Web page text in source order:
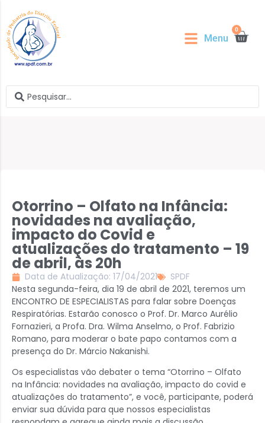
0
Menu
Otorrino – Olfato na Infância:
novidades na avaliação,
impacto do Covid e
atualizações do tratamento – 19
de abril, às 20h
Data de Atualização: 17/04/2021
SPDF
Nesta segunda-feira, dia 19 de abril de 2021, teremos um
ENCONTRO DE ESPECIALISTAS para falar sobre Doenças
Respiratórias. Estarão conosco o Prof. Dr. Marco Aurélio
Fornazieri, a Profa. Dra. Wilma Anselmo, o Prof. Fabrizio
Romano, para moderar o bate papo contamos com a
presença do Dr. Márcio Nakanishi.
Os especialistas vão debater o tema “Otorrino – Olfato
na Infância: novidades na avaliação, impacto do covid e
atualizações do tratamento”, e você, participante, poderá
enviar sua dúvida para que nossos especialistas